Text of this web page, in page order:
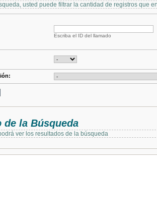
usted puede filtrar la cantidad de registros que
Escriba el ID del llamado
de la Búsqueda
ver los resultados de la búsqueda